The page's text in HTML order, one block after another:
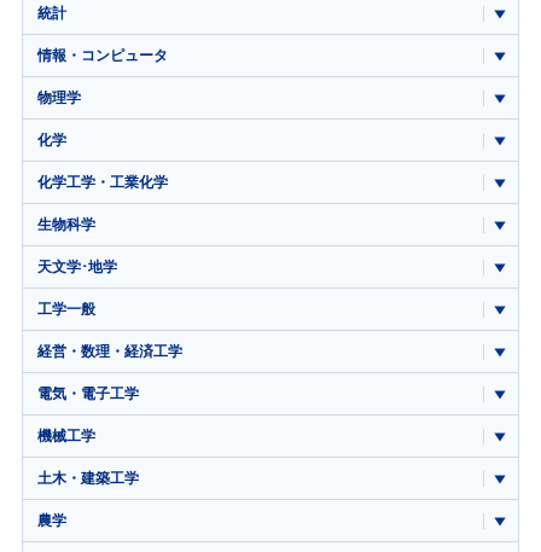
統計
情報・コンピュータ
物理学
化学
化学工学・工業化学
生物科学
天文学･地学
工学一般
経営・数理・経済工学
電気・電子工学
機械工学
土木・建築工学
農学